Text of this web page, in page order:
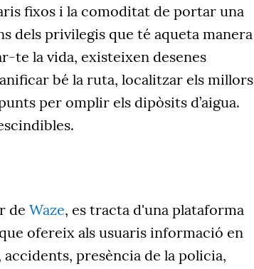
fixos i la comoditat de portar una
dels privilegis que té aqueta manera
te la vida, existeixen desenes
bé la ruta, localitzar els millors
per omplir els dipòsits d’aigua.
de Waze, es tracta d'una plataforma
ofereix als usuaris informació en
presència de la policia,